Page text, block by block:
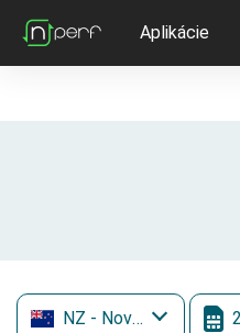
Aplikácie
NZ - Nový Zéland